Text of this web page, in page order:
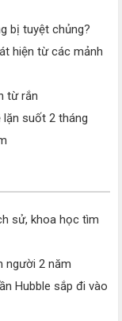
bị tuyệt chủng?
hiện từ các mảnh
từ rắn
suốt 2 tháng
sử, khoa học tìm
người 2 năm
Hubble sắp đi vào